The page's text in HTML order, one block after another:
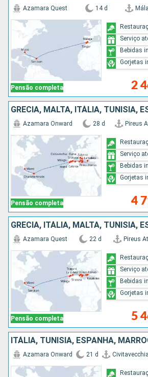
Pensão completa
Azamara Quest 14 d
2
Serviço
Bebidas
Gorjetas
Pensão completa
Azamara Onward 28 d Pireus
4
Serviço
Bebidas
Gorjetas
Pensão completa
Azamara Quest 22 d Pireus
5
Serviço
Bebidas
Gorjetas
Azamara Onward 21 d